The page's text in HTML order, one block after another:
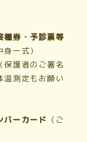
種券・予診票等
一式）
保護者のご署名
温測定もお願い
バーカード （ご